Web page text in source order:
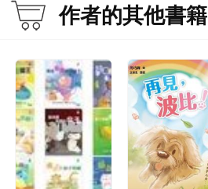
作者的其他書籍